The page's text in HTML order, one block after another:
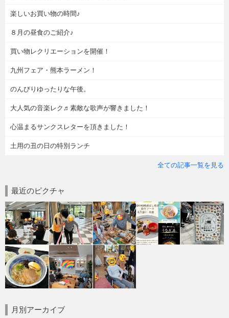
楽しいお買い物の時間♪
８月の昼食のご紹介♪
買い物レクリエーションを開催！
九州フェア・熊本ラーメン！
のんびりゆったりな午後。
大人気の音楽レク♬素敵な歌声が響きました！
心温まるサンクスレターを頂きました！
土用の丑の日の特別ランチ
全ての記事一覧を見る
最近のピクチャ
月別アーカイブ